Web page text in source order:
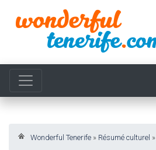
Wonderful Tenerife » Résumé culturel »